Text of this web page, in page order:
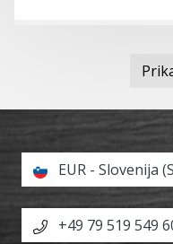
EUR - Slovenija
+49 79 519 549